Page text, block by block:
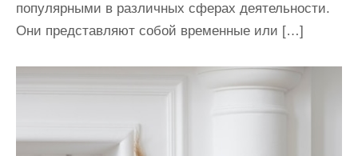
популярными в различных сферах деятельности.
Они представляют собой временные или […]